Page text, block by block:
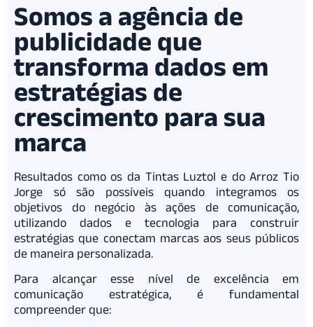
Somos a agência de
publicidade que
transforma dados em
estratégias de
crescimento para sua
marca
Resultados como os da Tintas Luztol e do Arroz Tio
Jorge só são possíveis quando integramos os
objetivos do negócio às ações de comunicação,
utilizando dados e tecnologia para construir
estratégias que conectam marcas aos seus públicos
de maneira personalizada.
Para alcançar esse nível de excelência em
comunicação estratégica, é fundamental
compreender que: